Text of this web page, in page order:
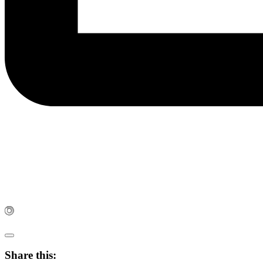
Share this: